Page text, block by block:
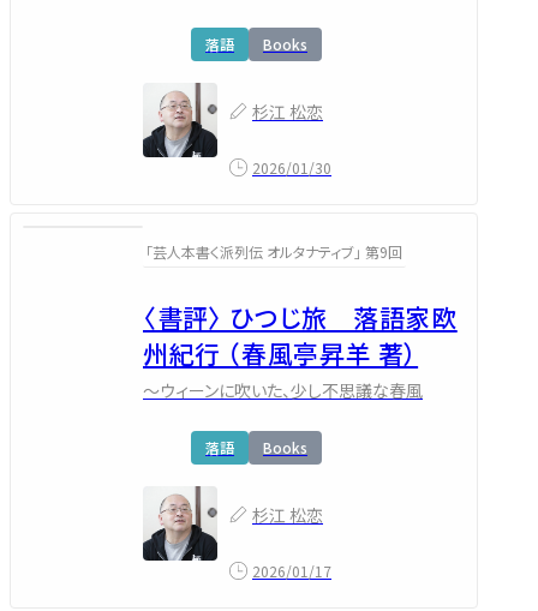
落語 Books
杉江 松恋
2026/01/30
「芸人本書く派列伝 オルタナティブ」 第9回
〈書評〉 ひつじ旅 落語家欧
州紀行 （春風亭昇羊 著）
～ウィーンに吹いた、少し不思議な春風
落語 Books
杉江 松恋
2026/01/17